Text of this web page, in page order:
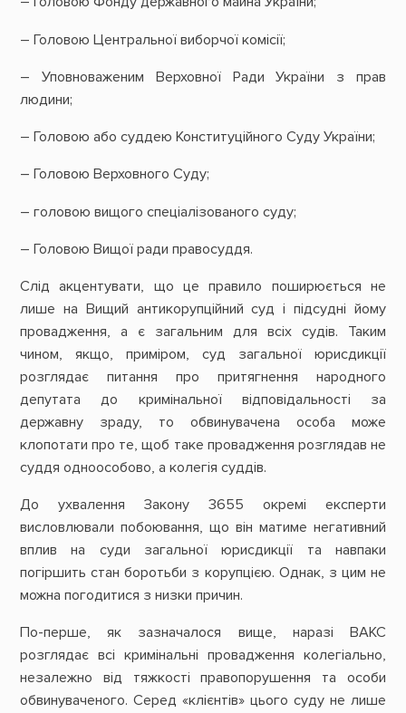
– Головою Центральної виборчої комісії;
– Уповноваженим Верховної Ради України з прав
людини;
– Головою або суддею Конституційного Суду України;
– Головою Верховного Суду;
– головою вищого спеціалізованого суду;
– Головою Вищої ради правосуддя.
Слід акцентувати, що це правило поширюється не
лише на Вищий антикорупційний суд і підсудні йому
провадження, а є загальним для всіх судів. Таким
чином, якщо, приміром, суд загальної юрисдикції
розглядає питання про притягнення народного
депутата до кримінальної відповідальності за
державну зраду, то обвинувачена особа може
клопотати про те, щоб таке провадження розглядав не
суддя одноособово, а колегія суддів.
До ухвалення Закону 3655 окремі експерти
висловлювали побоювання, що він матиме негативний
вплив на суди загальної юрисдикції та навпаки
погіршить стан боротьби з корупцією. Однак, з цим не
можна погодитися з низки причин.
По-перше, як зазначалося вище, наразі ВАКС
розглядає всі кримінальні провадження колегіально,
незалежно від тяжкості правопорушення та особи
обвинуваченого. Серед «клієнтів» цього суду не лише